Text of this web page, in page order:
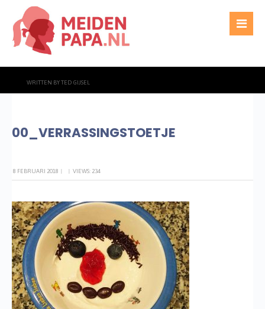
WRITTEN BYTED GIJSEL
00_VERRASSINGSTOETJE
8 FEBRUARI 2018 | | VIEWS: 234